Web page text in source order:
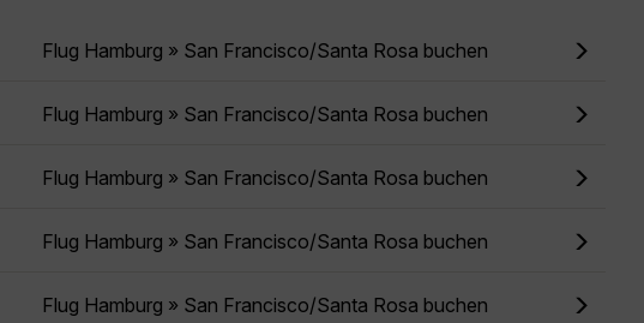
Flug Hamburg » San Francisco/Santa Rosa buchen
Flug Hamburg » San Francisco/Santa Rosa buchen
Flug Hamburg » San Francisco/Santa Rosa buchen
Flug Hamburg » San Francisco/Santa Rosa buchen
Flug Hamburg » San Francisco/Santa Rosa buchen